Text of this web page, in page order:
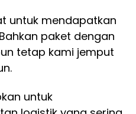
untuk mendapatkan
paket dengan
tetap kami jemput
untuk